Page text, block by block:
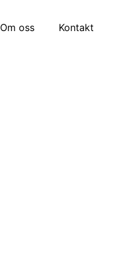
Om oss Kontakt